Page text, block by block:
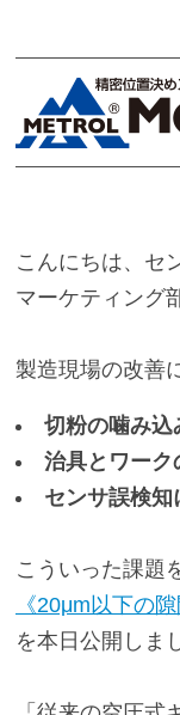
こんにちは、セ
マーケティング
製造現場の改善
切粉の噛み込
治具とワーク
センサ誤検
こういった課題
《20μm以下の
を本日公開しま